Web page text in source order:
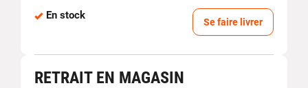
En stock
Se faire livrer
RETRAIT EN MAGASIN